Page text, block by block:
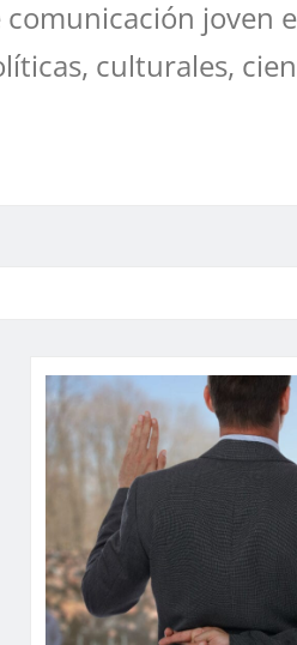
comunicación
culturales,